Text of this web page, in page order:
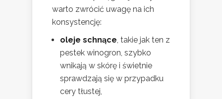
warto zwrócić uwagę na ich
konsystencję:
oleje schnące, takie jak ten z
pestek winogron, szybko
wnikają w skórę i świetnie
sprawdzają się w przypadku
cery tłustej,